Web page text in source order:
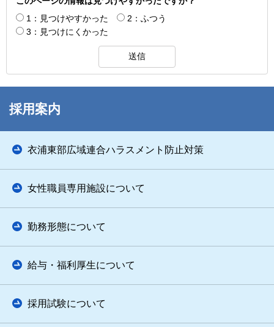
1：見つけやすかった
2：ふつう
3：見つけにくかった
採用案内
衣浦東部広域連合ハラスメント防止対策
女性職員専用施設について
勤務形態について
給与・福利厚生について
採用試験について